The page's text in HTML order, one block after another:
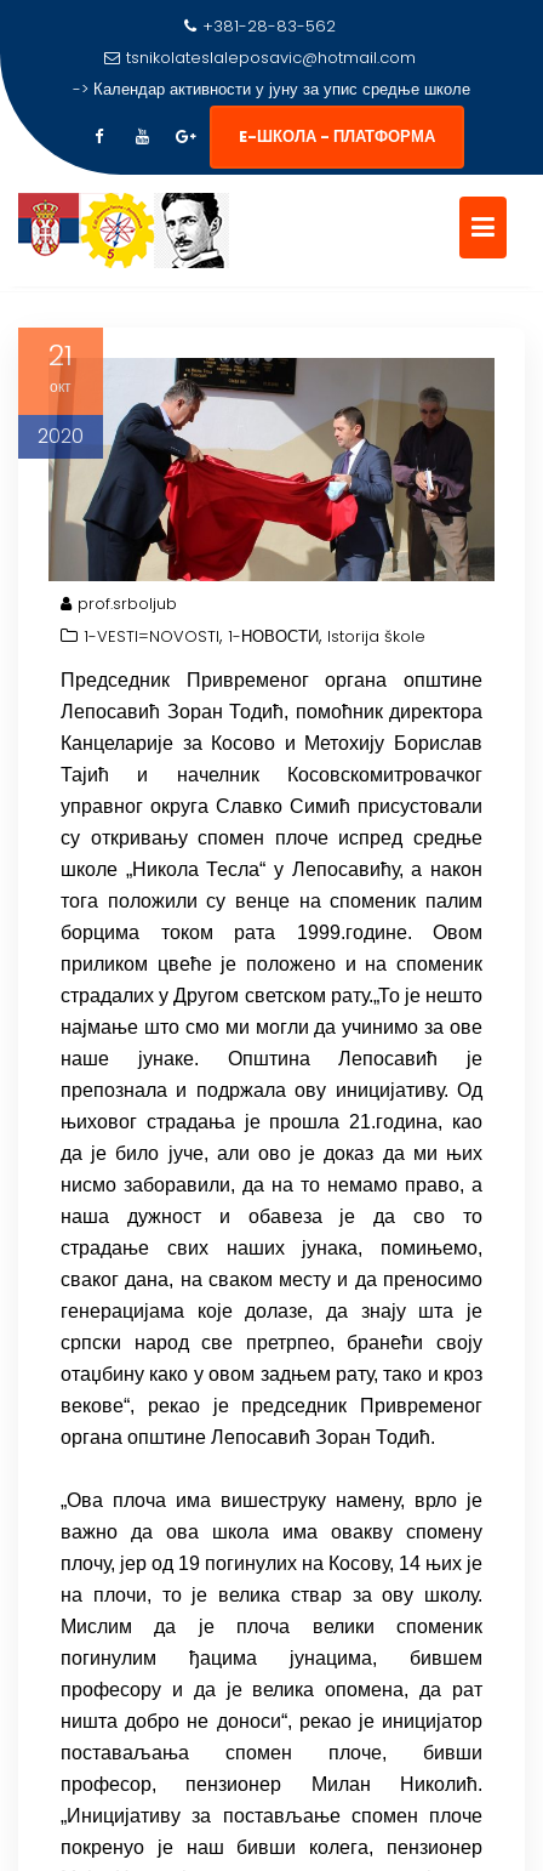
content
+381-28-83-562
tsnikolateslaleposavic@hotmail.com
-> Потребна докумнета за упис у средњу школу
E-ШКОЛА - ПЛАТФОРМА
21
окт
2020
prof.srboljub
1-VESTI=NOVOSTI, 1-НОВОСТИ, Istorija škole
Председник Привременог органа општине
Лепосавић Зоран Тодић, помоћник директора
Канцеларије за Косово и Метохију Борислав
Тајић и начелник Косовскомитровачког
управног округа Славко Симић присустовали
су откривању спомен плоче испред средње
школе „Никола Тесла“ у Лепосавићу, а након
тога положили су венце на споменик палим
борцима током рата 1999.године. Овом
приликом цвеће је положено и на споменик
страдалих у Другом светском рату.„То је нешто
најмање што смо ми могли да учинимо за ове
наше јунаке. Општина Лепосавић је
препознала и подржала ову иницијативу. Од
њиховог страдања је прошла 21.година, као
да је било јуче, али ово је доказ да ми њих
нисмо заборавили, да на то немамо право, а
наша дужност и обавеза је да сво то
страдање свих наших јунака, помињемо,
сваког дана, на сваком месту и да преносимо
генерацијама које долазе, да знају шта је
српски народ све претрпео, бранећи своју
отаџбину како у овом задњем рату, тако и кроз
векове“, рекао је председник Привременог
органа општине Лепосавић Зоран Тодић.
„Ова плоча има вишеструку намену, врло је
важно да ова школа има овакву спомену
плочу, јер од 19 погинулих на Косову, 14 њих је
на плочи, то је велика ствар за ову школу.
Мислим да је плоча велики споменик
погинулим ђацима јунацима, бившем
професору и да је велика опомена, да рат
ништа добро не доноси“, рекао је иницијатор
поставаљања спомен плоче, бивши
професор, пензионер Милан Николић.
„Иницијативу за постављање спомен плоче
покренуо је наш бивши колега, пензионер